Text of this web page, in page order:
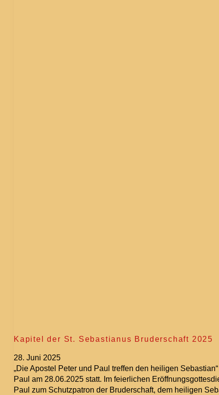
Kapitel der St. Sebastianus Bruderschaft 2025
28. Juni 2025
„Die Apostel Peter und Paul treffen den heiligen
Paul am 28.06.2025 statt. Im feierlichen
Paul zum Schutzpatron der Bruderschaft, dem heiligen